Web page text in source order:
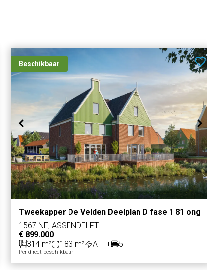
Beschikbaar
Tweekapper De Velden Deelplan D fase 1 81 ong
1567 NE, ASSENDELFT
€ 899.000
314 m²
183 m² A+++ 5
Per direct beschikbaar